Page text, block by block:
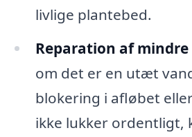
livlige plantebed.
Reparation af mindre
om det er en utæt
blokering i afløbet
ikke lukker ordentligt,